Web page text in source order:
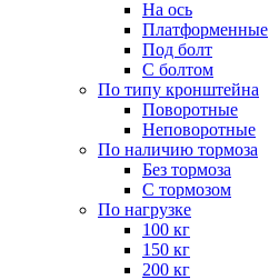
На ось
Платформенные
Под болт
С болтом
По типу кронштейна
Поворотные
Неповоротные
По наличию тормоза
Без тормоза
С тормозом
По нагрузке
100 кг
150 кг
200 кг